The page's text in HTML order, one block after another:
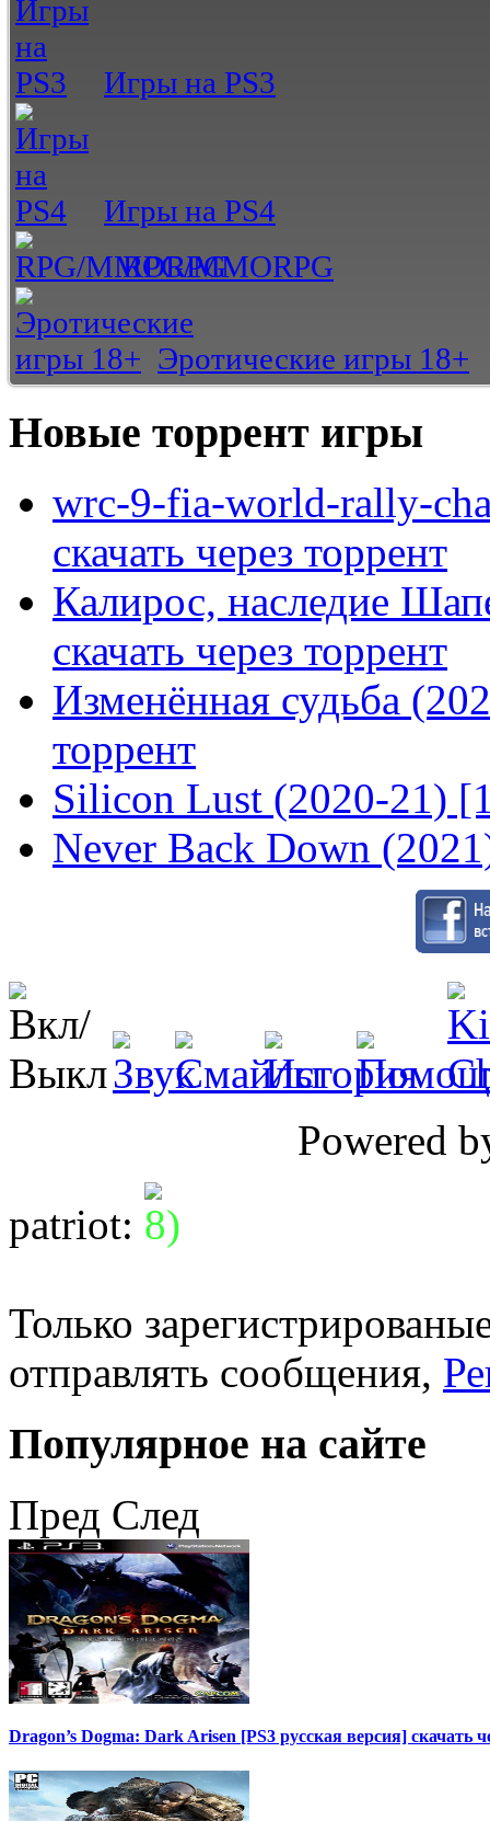
Игры на PS3
Игры на PS4
RPG/MMORPG
Эротические игры 18+
Новые торрент игры
wrc-9-fia-world-rally-
скачать через торрент
Калирос, наследие
скачать через торрент
Изменённая судьба
торрент
Silicon Lust (2020-21)
Never Back Down
Powered
patriot:
Только
отправлять сообщения,
Популярное на сайте
Пред След
Dragon’s Dogma: Dark Arisen [PS3 русская версия] скачать